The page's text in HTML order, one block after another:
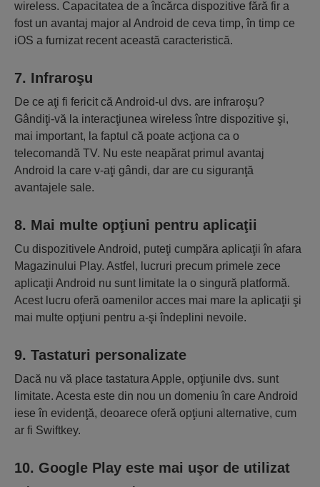
wireless. Capacitatea de a încărca dispozitive fără fir a
fost un avantaj major al Android de ceva timp, în timp ce
iOS a furnizat recent această caracteristică.
7. Infraroşu
De ce aţi fi fericit că Android-ul dvs. are infraroşu?
Gândiţi-vă la interacţiunea wireless între dispozitive şi,
mai important, la faptul că poate acţiona ca o
telecomandă TV. Nu este neapărat primul avantaj
Android la care v-aţi gândi, dar are cu siguranţă
avantajele sale.
8. Mai multe opţiuni pentru aplicaţii
Cu dispozitivele Android, puteţi cumpăra aplicaţii în afara
Magazinului Play. Astfel, lucruri precum primele zece
aplicaţii Android nu sunt limitate la o singură platformă.
Acest lucru oferă oamenilor acces mai mare la aplicaţii şi
mai multe opţiuni pentru a-şi îndeplini nevoile.
9. Tastaturi personalizate
Dacă nu vă place tastatura Apple, opţiunile dvs. sunt
limitate. Acesta este din nou un domeniu în care Android
iese în evidenţă, deoarece oferă opţiuni alternative, cum
ar fi Swiftkey.
10. Google Play este mai uşor de utilizat